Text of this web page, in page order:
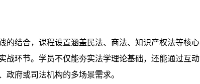
的结合，课程设置涵盖民法、商法、知识产权法等核心
战环节。学员不仅能夯实法学理论基础，还能通过互动
政府或司法机构的多场景需求。